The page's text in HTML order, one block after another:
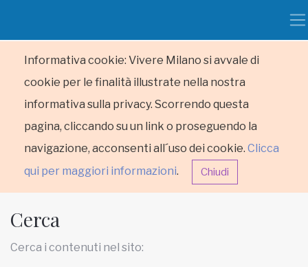
Informativa cookie: Vivere Milano si avvale di
cookie per le finalità illustrate nella nostra
informativa sulla privacy. Scorrendo questa
pagina, cliccando su un link o proseguendo la
navigazione, acconsenti all´uso dei cookie. Clicca
qui per maggiori informazioni. Chiudi
Cerca
Cerca i contenuti nel sito: